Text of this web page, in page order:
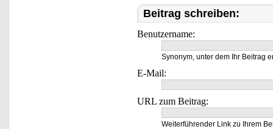
Beitrag schreiben:
Benutzername:
Synonym, unter dem Ihr Beitrag
E-Mail:
URL zum Beitrag:
Weiterführender Link zu Ihrem